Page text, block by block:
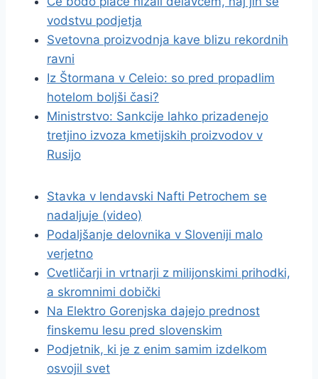
vodstvu podjetja
Svetovna proizvodnja kave blizu rekordnih
ravni
Iz Štormana v Celeio: so pred propadlim
hotelom boljši časi?
Ministrstvo: Sankcije lahko prizadenejo
tretjino izvoza kmetijskih proizvodov v
Rusijo
Stavka v lendavski Nafti Petrochem se
nadaljuje (video)
Podaljšanje delovnika v Sloveniji malo
verjetno
Cvetličarji in vrtnarji z milijonskimi prihodki,
a skromnimi dobički
Na Elektro Gorenjska dajejo prednost
finskemu lesu pred slovenskim
Podjetnik, ki je z enim samim izdelkom
osvojil svet